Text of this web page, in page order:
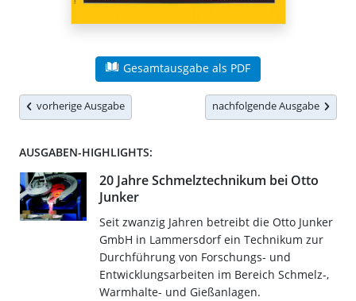
Gesamtausgabe als PDF
vorherige Ausgabe nachfolgende Ausgabe
AUSGABEN-HIGHLIGHTS:
20 Jahre Schmelztechnikum bei Otto
Junker
Seit zwanzig Jahren betreibt die Otto Junker
GmbH in Lammersdorf ein Technikum zur
Durchführung von Forschungs- und
Entwicklungsarbeiten im Bereich Schmelz-,
Warmhalte- und Gießanlagen.